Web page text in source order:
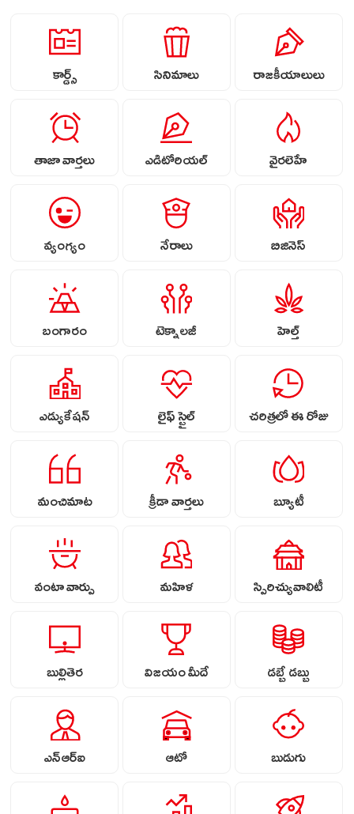
కార్డ్స్ సినిమాలు రాజకీయాలులు
తాజా వార్తలు ఎడిటోరియల్ వైరలెహే
వ్యంగ్యం నేరాలు బిజినెస్
బంగారం టెక్నాలజీ హెల్త్
ఎడ్యుకేషన్ లైఫ్ స్టైల్ చరిత్రలో ఈ రోజు
మంచిమాట క్రీడా వార్తలు బ్యూటీ
వంటా వార్పు మహిళ స్పిరిచ్యువాలిటీ
బుల్లితెర విజయం మీదే డబ్బే డబ్బు
ఎన్ఆర్ఐ ఆటో బుడుగు